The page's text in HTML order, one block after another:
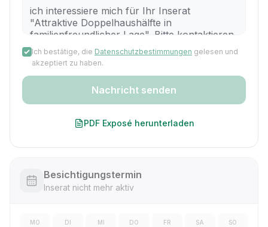
Ich bestätige, die Datenschutzbestimmungen gelesen und
akzeptiert zu haben.
Nachricht senden
PDF Exposé herunterladen
Besichtigungstermin
Inserat nicht mehr aktiv
MO DI MI DO FR SA SO